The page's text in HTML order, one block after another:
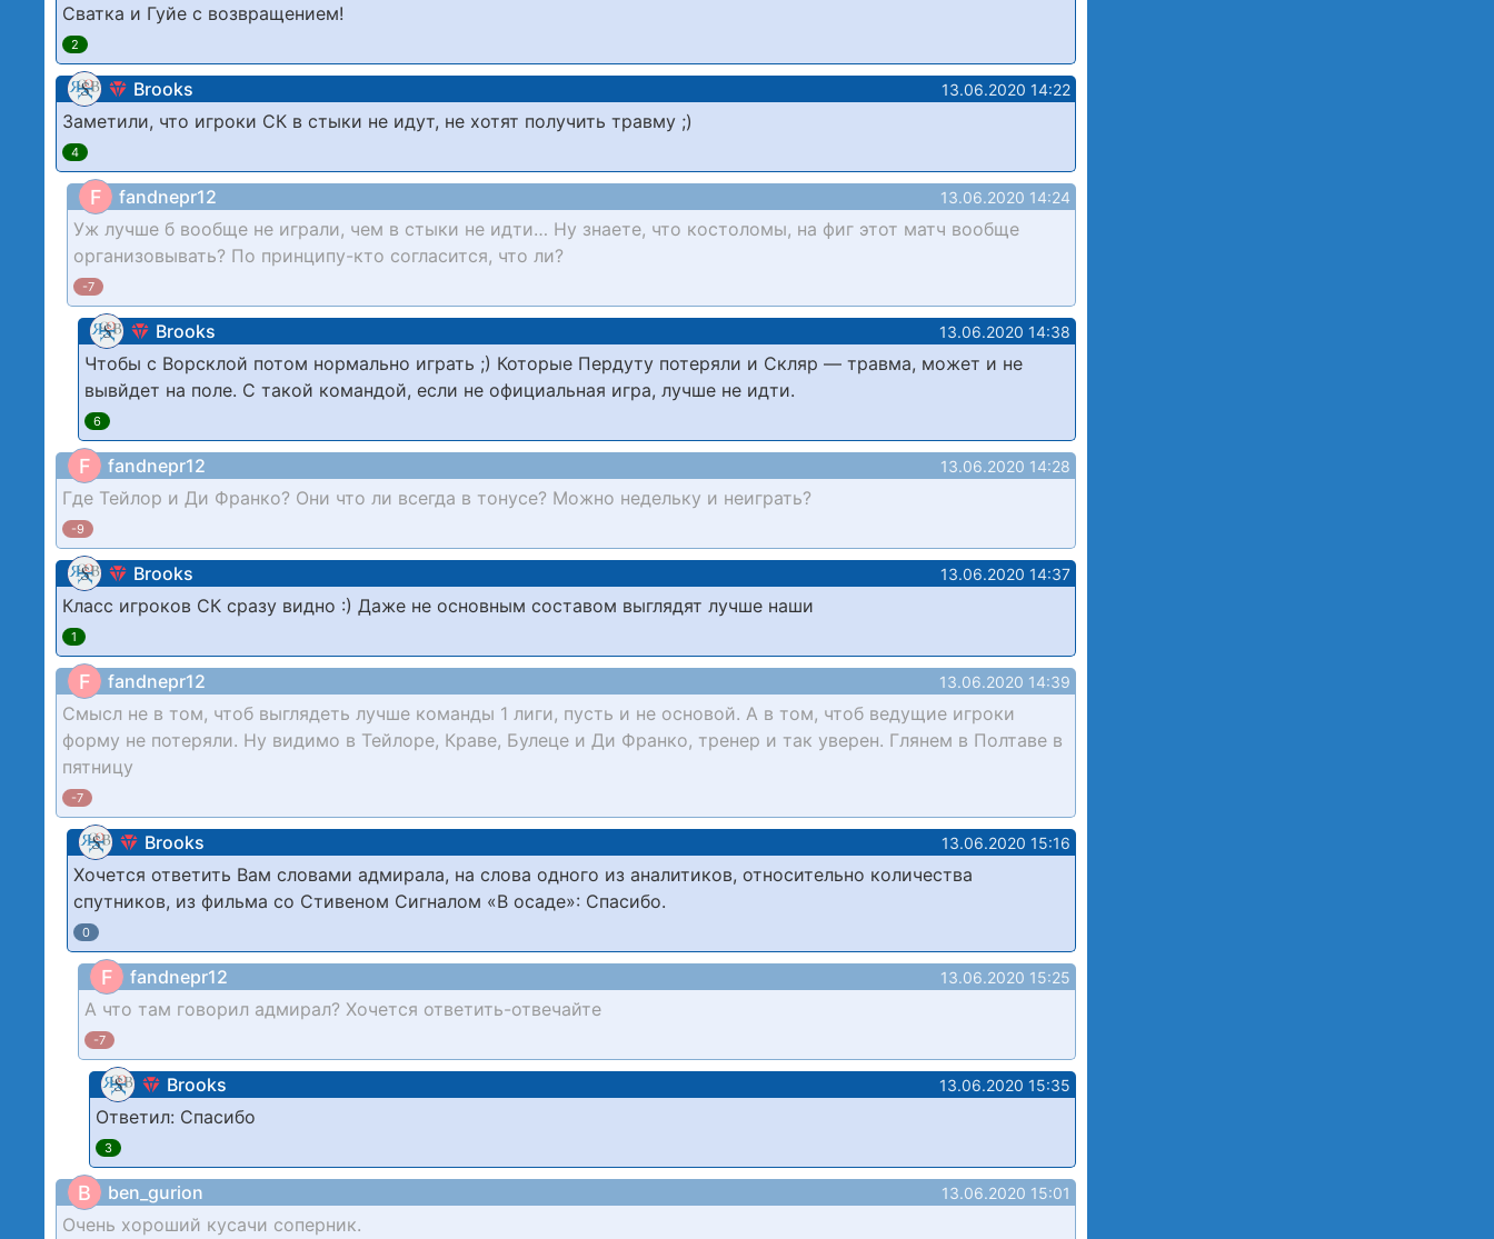
Сватка и Гуйе с возвращением!
2
Brooks 13.06.2020 14:22
Заметили, что игроки СК в стыки не идут, не хотят получить травму ;)
4
F fandnepr12 13.06.2020 14:24
Уж лучше б вообще не играли, чем в стыки не идти… Ну знаете, что костоломы, на фиг этот матч вообще
организовывать? По принципу-кто согласится, что ли?
-7
Brooks 13.06.2020 14:38
Чтобы с Ворсклой потом нормально играть ;) Которые Пердуту потеряли и Скляр — травма, может и не
вывйдет на поле. С такой командой, если не официальная игра, лучше не идти.
6
F fandnepr12 13.06.2020 14:28
Где Тейлор и Ди Франко? Они что ли всегда в тонусе? Можно недельку и неиграть?
-9
Brooks 13.06.2020 14:37
Класс игроков СК сразу видно :) Даже не основным составом выглядят лучше наши
1
F fandnepr12 13.06.2020 14:39
Смысл не в том, чтоб выглядеть лучше команды 1 лиги, пусть и не основой. А в том, чтоб ведущие игроки
форму не потеряли. Ну видимо в Тейлоре, Краве, Булеце и Ди Франко, тренер и так уверен. Глянем в Полтаве в
пятницу
-7
Brooks 13.06.2020 15:16
Хочется ответить Вам словами адмирала, на слова одного из аналитиков, относительно количества
спутников, из фильма со Стивеном Сигналом «В осаде»: Спасибо.
0
F fandnepr12 13.06.2020 15:25
А что там говорил адмирал? Хочется ответить-отвечайте
-7
Brooks 13.06.2020 15:35
Ответил: Спасибо
3
B ben_gurion 13.06.2020 15:01
Очень хороший кусачи соперник.